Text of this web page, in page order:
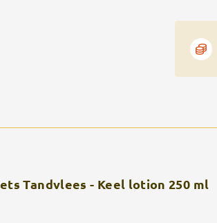
Tandvlees - Keel lotion 250 ml